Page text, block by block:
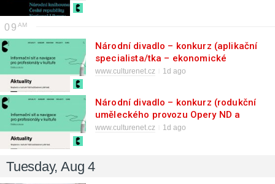
09
Národní divadlo – konkurz (aplikační
specialista/tka – ekonomické
informační systémy)
www.culturenet.cz 1d ago
Národní divadlo – konkurz (rodukční
uměleckého provozu Opery ND a
SO)
www.culturenet.cz 1d ago
Tuesday, Aug 4